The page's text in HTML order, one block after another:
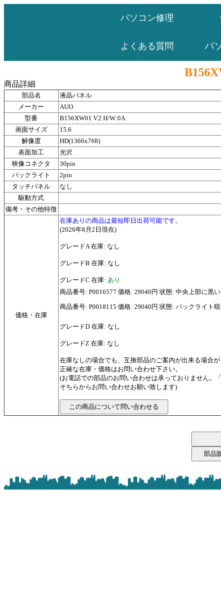
パソコン修理
よくある質問 パ
商品詳細
部品名
液晶パネル
メーカー
AUO
型番
B156XW01 V.2 H/W:0A
画面サイズ
15.6
解像度
HD(1366x768)
表面加工
光沢
映像コネクタ
30pin
バックライト
2pin
タッチパネル
なし
駆動方式
備考・その他特徴
価格・在庫
在庫ありの商品は最短即日出荷可能です。
(2026年8月2日現在)
グレードA 在庫: なし
グレードB 在庫: なし
グレードC 在庫: あり
商品番号: P0016577 価格: 29040円 状態: 中央上部に黒
商品番号: P0018115 価格: 29040円 状態: バックライト
グレードD 在庫: なし
グレードZ 在庫: なし
在庫なしの場合でも、互換部品のご案内が出来る場合
正確な在庫・価格はお問い合わせ下さい。
(お電話での部品のお問い合わせは承っておりません。
そちらからお問い合わせお願い致します)